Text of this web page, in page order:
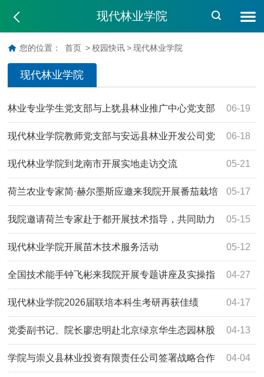
现代林业学院
您的位置： 首页 > 校园快讯 > 现代林业学院
现代林业学院
06-19
林业专业学生党支部与上犹县林业推广中心党支部
开展结对联建活动 06-18
现代林业学院教师党支部与安远县林业开发公司党
支部联建活动正式启动 05-21
现代林业学院到龙南市开展实地走访交流
05-17
荷兰农业专家简·赫尔墨斯应邀来我院开展番茄栽培
技术培训讲座 05-15
我院邀请荷兰专家赴于都开展技术指导，共同助力
乡村振兴 05-12
现代林业学院开展苗木技术服务活动
04-27
全国技术能手钟飞彬来我院开展专题讲座及实操指
导 04-17
现代林业学院2026届联培本科生考研再获佳绩
04-13
党委副书记、院长廖忠明赴北京绿京华生态园林股
份有限公司考察调研 04-04
学院与崇义县林业投资有限责任公司签署战略合作